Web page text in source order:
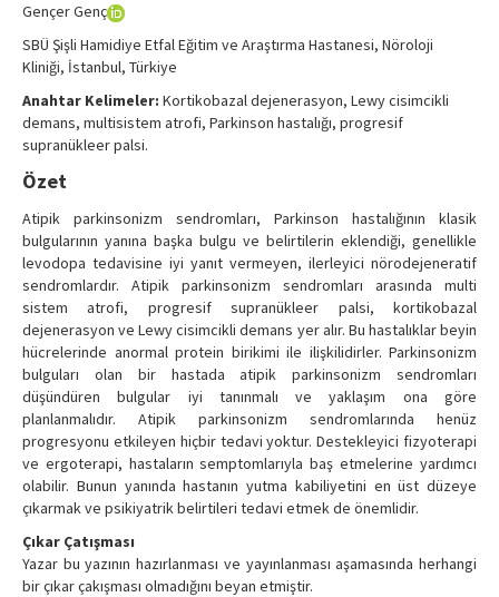
Gençer Genç
SBÜ Şişli Hamidiye Etfal Eğitim ve Araştırma Hastanesi, Nöroloji
Kliniği, İstanbul, Türkiye
Anahtar Kelimeler: Kortikobazal dejenerasyon, Lewy cisimcikli
demans, multisistem atrofi, Parkinson hastalığı, progresif
supranükleer palsi.
Özet
Atipik parkinsonizm sendromları, Parkinson hastalığının klasik
bulgularının yanına başka bulgu ve belirtilerin eklendiği, genellikle
levodopa tedavisine iyi yanıt vermeyen, ilerleyici nörodejeneratif
sendromlardır. Atipik parkinsonizm sendromları arasında multi
sistem atrofi, progresif supranükleer palsi, kortikobazal
dejenerasyon ve Lewy cisimcikli demans yer alır. Bu hastalıklar beyin
hücrelerinde anormal protein birikimi ile ilişkilidirler. Parkinsonizm
bulguları olan bir hastada atipik parkinsonizm sendromları
düşündüren bulgular iyi tanınmalı ve yaklaşım ona göre
planlanmalıdır. Atipik parkinsonizm sendromlarında henüz
progresyonu etkileyen hiçbir tedavi yoktur. Destekleyici fizyoterapi
ve ergoterapi, hastaların semptomlarıyla baş etmelerine yardımcı
olabilir. Bunun yanında hastanın yutma kabiliyetini en üst düzeye
çıkarmak ve psikiyatrik belirtileri tedavi etmek de önemlidir.
Çıkar Çatışması
Yazar bu yazının hazırlanması ve yayınlanması aşamasında herhangi
bir çıkar çakışması olmadığını beyan etmiştir.